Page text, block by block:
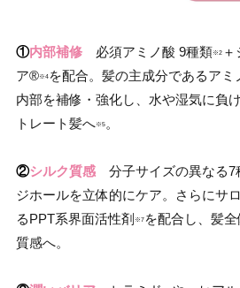
①内部補修 必須アミノ酸 9種類※2
ア®※4 を配合。髪の主成分であるア
内部を補修・強化し、水や湿気に負
トレート髪へ※5 。
②シルク質感 分子サイズの異なる7
ジホールを立体的にケア。さらにサ
るPPT系界面活性剤 ※7 を配合し、髪
質感へ。